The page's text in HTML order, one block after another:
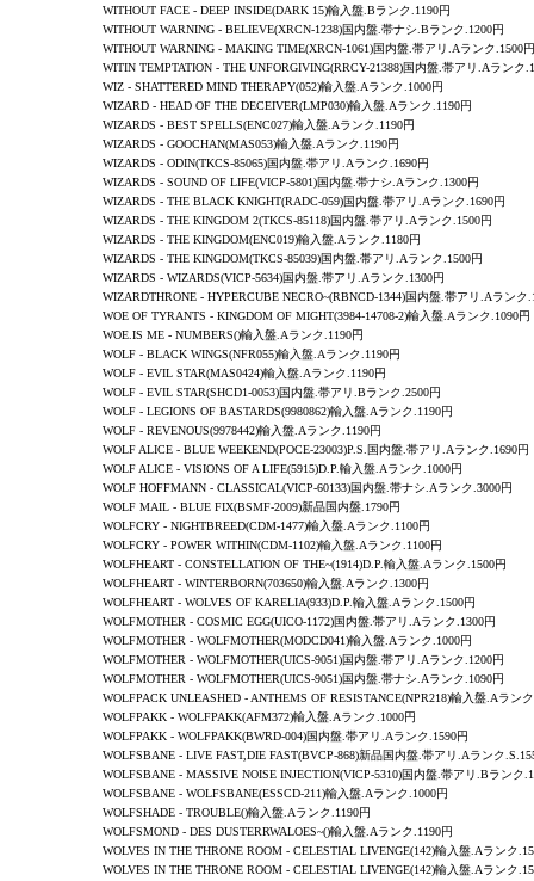
WITHOUT FACE - DEEP INSIDE(DARK 15)輸入盤.Bランク.1190円
WITHOUT WARNING - BELIEVE(XRCN-1238)国内盤.帯ナシ.Bランク.1200円
WITHOUT WARNING - MAKING TIME(XRCN-1061)国内盤.帯アリ.Aランク.1500円
WITIN TEMPTATION - THE UNFORGIVING(RRCY-21388)国内盤.帯アリ.Aランク
WIZ - SHATTERED MIND THERAPY(052)輸入盤.Aランク.1000円
WIZARD - HEAD OF THE DECEIVER(LMP030)輸入盤.Aランク.1190円
WIZARDS - BEST SPELLS(ENC027)輸入盤.Aランク.1190円
WIZARDS - GOOCHAN(MAS053)輸入盤.Aランク.1190円
WIZARDS - ODIN(TKCS-85065)国内盤.帯アリ.Aランク.1690円
WIZARDS - SOUND OF LIFE(VICP-5801)国内盤.帯ナシ.Aランク.1300円
WIZARDS - THE BLACK KNIGHT(RADC-059)国内盤.帯アリ.Aランク.1690円
WIZARDS - THE KINGDOM 2(TKCS-85118)国内盤.帯アリ.Aランク.1500円
WIZARDS - THE KINGDOM(ENC019)輸入盤.Aランク.1180円
WIZARDS - THE KINGDOM(TKCS-85039)国内盤.帯アリ.Aランク.1500円
WIZARDS - WIZARDS(VICP-5634)国内盤.帯アリ.Aランク.1300円
WIZARDTHRONE - HYPERCUBE NECRO~(RBNCD-1344)国内盤.帯アリ.Aランク
WOE OF TYRANTS - KINGDOM OF MIGHT(3984-14708-2)輸入盤.Aランク.1090円
WOE.IS ME - NUMBERS()輸入盤.Aランク.1190円
WOLF - BLACK WINGS(NFR055)輸入盤.Aランク.1190円
WOLF - EVIL STAR(MAS0424)輸入盤.Aランク.1190円
WOLF - EVIL STAR(SHCD1-0053)国内盤.帯アリ.Bランク.2500円
WOLF - LEGIONS OF BASTARDS(9980862)輸入盤.Aランク.1190円
WOLF - REVENOUS(9978442)輸入盤.Aランク.1190円
WOLF ALICE - BLUE WEEKEND(POCE-23003)P.S.国内盤.帯アリ.Aランク.1690円
WOLF ALICE - VISIONS OF A LIFE(5915)D.P.輸入盤.Aランク.1000円
WOLF HOFFMANN - CLASSICAL(VICP-60133)国内盤.帯ナシ.Aランク.3000円
WOLF MAIL - BLUE FIX(BSMF-2009)新品国内盤.1790円
WOLFCRY - NIGHTBREED(CDM-1477)輸入盤.Aランク.1100円
WOLFCRY - POWER WITHIN(CDM-1102)輸入盤.Aランク.1100円
WOLFHEART - CONSTELLATION OF THE~(1914)D.P.輸入盤.Aランク.1500円
WOLFHEART - WINTERBORN(703650)輸入盤.Aランク.1300円
WOLFHEART - WOLVES OF KARELIA(933)D.P.輸入盤.Aランク.1500円
WOLFMOTHER - COSMIC EGG(UICO-1172)国内盤.帯アリ.Aランク.1300円
WOLFMOTHER - WOLFMOTHER(MODCD041)輸入盤.Aランク.1000円
WOLFMOTHER - WOLFMOTHER(UICS-9051)国内盤.帯アリ.Aランク.1200円
WOLFMOTHER - WOLFMOTHER(UICS-9051)国内盤.帯ナシ.Aランク.1090円
WOLFPACK UNLEASHED - ANTHEMS OF RESISTANCE(NPR218)輸入盤.Aラン
WOLFPAKK - WOLFPAKK(AFM372)輸入盤.Aランク.1000円
WOLFPAKK - WOLFPAKK(BWRD-004)国内盤.帯アリ.Aランク.1590円
WOLFSBANE - LIVE FAST,DIE FAST(BVCP-868)新品国内盤.帯アリ.Aランク
WOLFSBANE - MASSIVE NOISE INJECTION(VICP-5310)国内盤.帯アリ.Bランク
WOLFSBANE - WOLFSBANE(ESSCD-211)輸入盤.Aランク.1000円
WOLFSHADE - TROUBLE()輸入盤.Aランク.1190円
WOLFSMOND - DES DUSTERRWALOES~()輸入盤.Aランク.1190円
WOLVES IN THE THRONE ROOM - CELESTIAL LIVENGE(142)輸入盤.Aランク
WOLVES IN THE THRONE ROOM - CELESTIAL LIVENGE(142)輸入盤.Aランク